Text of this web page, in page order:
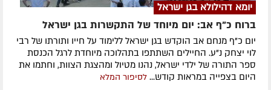
יומא דהילולא בגן ישראל
ברוח כ"ף אב: יום מיוחד של התקשרות בגן ישראל
יום כ"ף מנחם אב הוקדש בגן ישראל ללימוד על חייו ותורתו של רבי
לוי יצחק נ"ע. החיילים השתתפו בתהלוכה מיוחדת לרגל הכנסת
ספר התורה של ילדי ישראל, נהנו מטיול ומהצגת הצוות, וחתמו את
היום בצפייה במראות קודש... לסיפור המלא